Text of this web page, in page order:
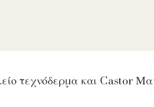
τεχνόδερμα και Castor